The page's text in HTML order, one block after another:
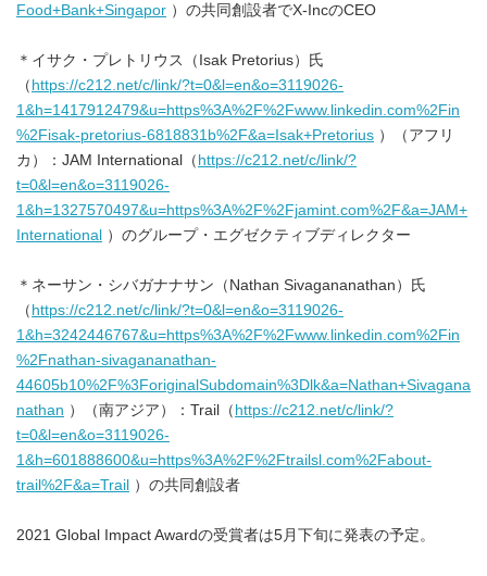
Food+Bank+Singapor ）の共同創設者でX-IncのCEO
＊イサク・プレトリウス（Isak Pretorius）氏
（ https://c212.net/c/link/?t=0&l=en&o=3119026-
1&h=1417912479&u=https%3A%2F%2Fwww.linkedin.com%2Fin
%2Fisak-pretorius-6818831b%2F&a=Isak+Pretorius ）（アフリ
カ）：JAM International（ https://c212.net/c/link/?
t=0&l=en&o=3119026-
1&h=1327570497&u=https%3A%2F%2Fjamint.com%2F&a=JAM+
International ）のグループ・エグゼクティブディレクター
＊ネーサン・シバガナナサン（Nathan Sivagananathan）氏
（ https://c212.net/c/link/?t=0&l=en&o=3119026-
1&h=3242446767&u=https%3A%2F%2Fwww.linkedin.com%2Fin
%2Fnathan-sivagananathan-
44605b10%2F%3ForiginalSubdomain%3Dlk&a=Nathan+Sivagana
nathan ）（南アジア）：Trail（ https://c212.net/c/link/?
t=0&l=en&o=3119026-
1&h=601888600&u=https%3A%2F%2Ftrailsl.com%2Fabout-
trail%2F&a=Trail ）の共同創設者
2021 Global Impact Awardの受賞者は5月下旬に発表の予定。